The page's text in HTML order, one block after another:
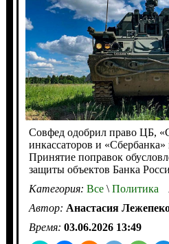
Совфед одобрил право ЦБ,
инкассаторов и
Принятие поправок
защиты объектов Банка
Категория: Все\Политика
Автор: Анастасия
Время: 03.06.2026 13:49